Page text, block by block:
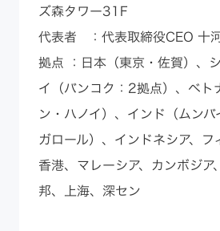
ズ森タワー31F
代表者 ：代表取締役CEO 十
拠点 ：日本（東京・佐賀）、
イ（バンコク：2拠点）、ベト
ン・ハノイ）、インド（ムン
ガロール）、インドネシア、フ
香港、マレーシア、カンボジ
邦、上海、深セン